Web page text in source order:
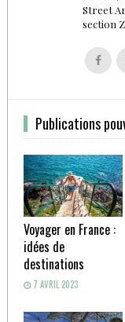
Street
section
us
Publications
Voyager en France :
idées de
destinations
7 AVRIL 2023